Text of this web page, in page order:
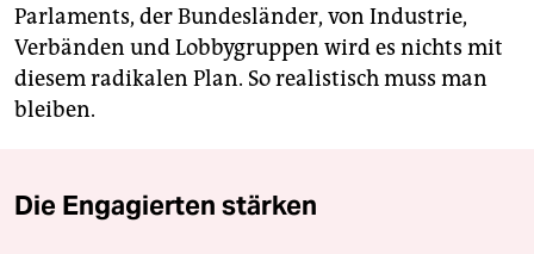
Parlaments, der Bundesländer, von Industrie,
Verbänden und Lobbygruppen wird es nichts mit
diesem radikalen Plan. So realistisch muss man
bleiben.
Die Engagierten stärken